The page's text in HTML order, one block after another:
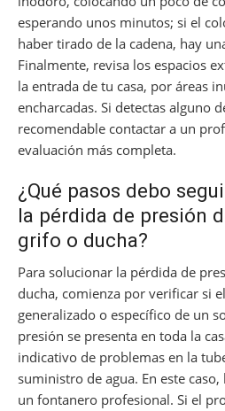
esperando unos minutos; si el
haber tirado de la cadena, hay
Finalmente, revisa los espacios
la entrada de tu casa, por áreas
encharcadas. Si detectas alguno
recomendable contactar a un
evaluación más completa.
¿Qué pasos debo
la pérdida de presión
grifo o ducha?
Para solucionar la pérdida de
ducha, comienza por verificar si
generalizado o específico de un
presión se presenta en toda la
indicativo de problemas en la
suministro de agua. En este
un fontanero profesional. Si el